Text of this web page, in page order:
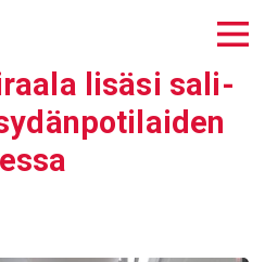
lisäsi sali­